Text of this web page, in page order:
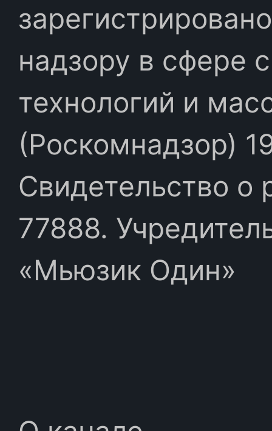
надзору в сфере
технологий и
(Роскомнадзор)
Свидетельство
77888.
«Мьюзик Один»